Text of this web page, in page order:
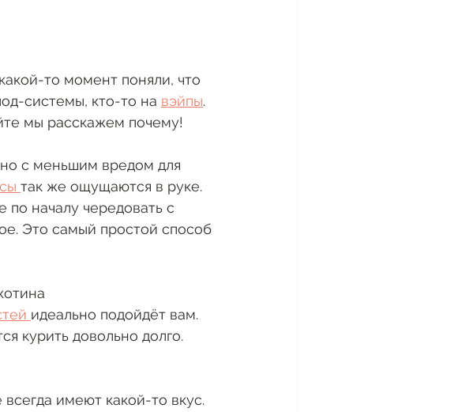
то момент поняли, что
системы, кто-то на вэйпы.
мы расскажем почему!
но с меньшим вредом для
так же ощущаются в руке.
по началу чередовать с
Это самый простой способ
идеально подойдёт вам.
курить довольно долго.
имеют какой-то вкус.